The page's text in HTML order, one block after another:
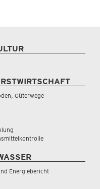
Güterwege
Energiebericht